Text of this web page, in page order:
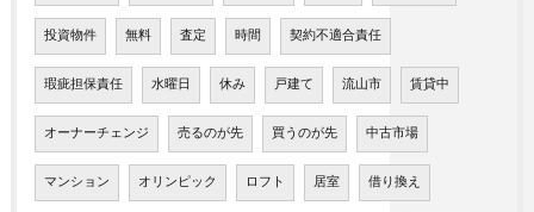
投資物件 無料 査定 時間 契約不適合責任
瑕疵担保責任 水曜日 休み 戸建て 流山市 賃貸中
オーナーチェンジ 売るのが先 買うのが先 中古市場
マンション オリンピック ロフト 居室 借り換え